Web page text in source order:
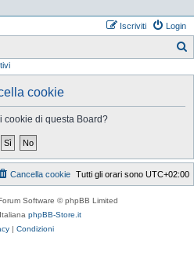
Login
Iscriviti
cookie
cookie di questa Board?
Tutti gli orari sono UTC+02:00
Cancella cookie
Software © phpBB Limited
phpBB-Store.it
| Condizioni